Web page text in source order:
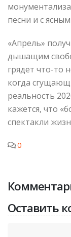
песни и с
«Апрель»
дышащим
грядет что-то
когда
реальность
кажется, что
спектакли
0
Оставить